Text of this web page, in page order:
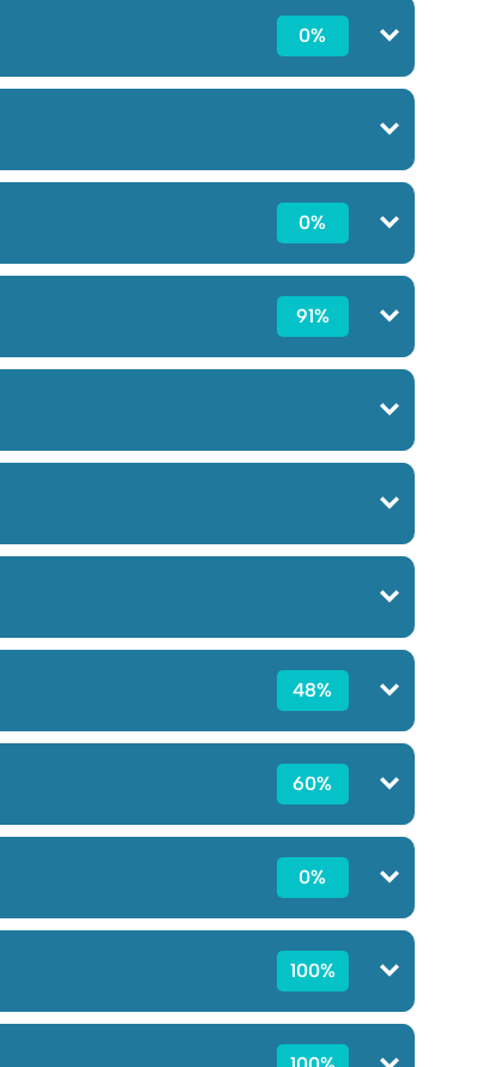
0%
0%
91%
48%
60%
0%
100%